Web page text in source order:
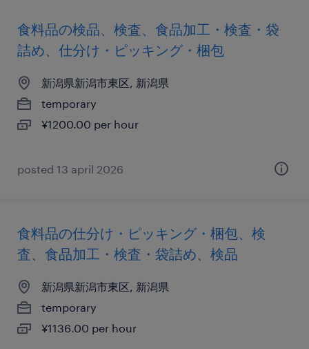
食料品の検品、検査、食品加工・検査・袋
詰め、仕分け・ピッキング・梱包
新潟県新潟市東区, 新潟県
temporary
¥1200.00 per hour
posted 13 april 2026
食料品の仕分け・ピッキング・梱包、検
査、食品加工・検査・袋詰め、検品
新潟県新潟市東区, 新潟県
temporary
¥1136.00 per hour